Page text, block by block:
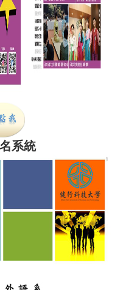
系統